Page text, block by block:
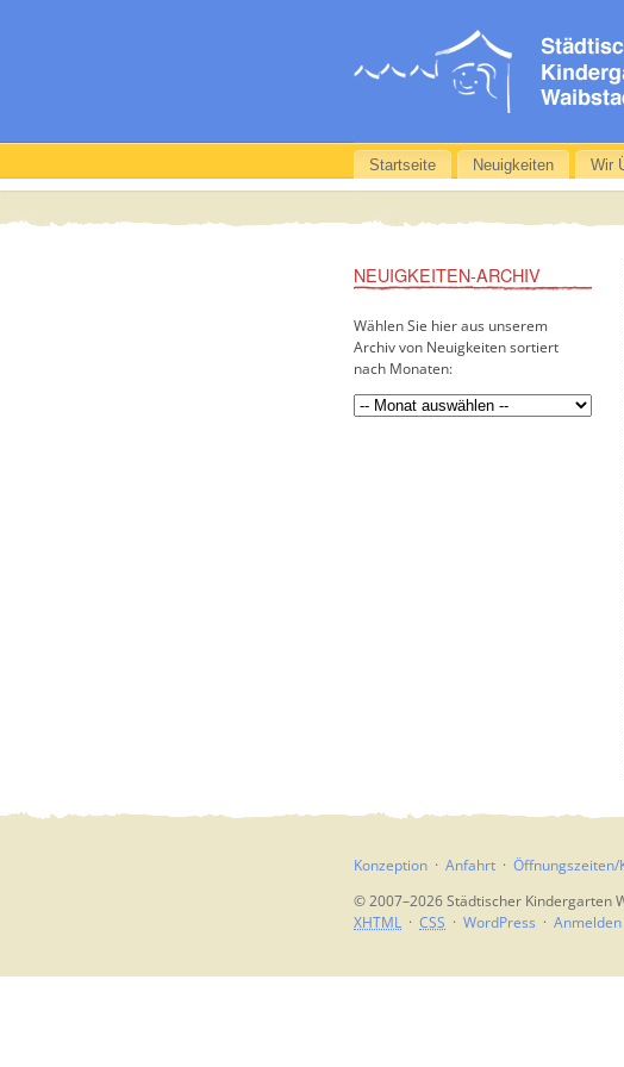
Startseite Neuigkeiten Wir
NEUIGKEITEN-ARCHIV
Wählen Sie hier aus unserem
Archiv von Neuigkeiten sortiert
nach Monaten:
© 2007–2026 Städtischer Kindergarten
XHTML
CSS WordPress Anmelden
Konzeption Anfahrt Öffnungszeiten/